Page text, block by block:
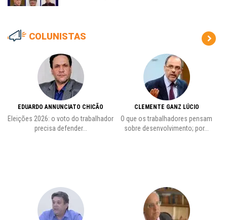
COLUNISTAS
EDUARDO ANNUNCIATO CHICÃO
Eleições 2026: o voto do trabalhador
precisa defender...
CLEMENTE GANZ LÚCIO
O que os trabalhadores pensam
sobre desenvolvimento; por...